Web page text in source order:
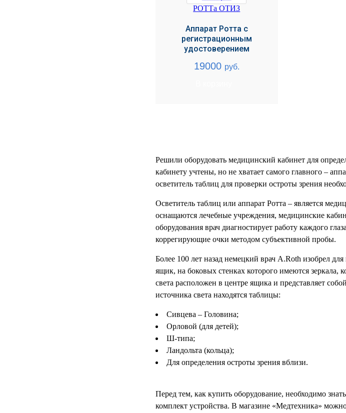
Аппарат Ротта с
регистрационным
удостоверением
19000 руб.
Решили оборудовать медицинский кабинет для
кабинету учтены, но не хватает самого главного –
осветитель таблиц для проверки остроты зрения
Осветитель таблиц или аппарат Ротта – является
оснащаются лечебные учреждения, медицинские
оборудования врач диагностирует работу каждого
коррегирующие очки методом субъективной пробы.
Более 100 лет назад немецкий врач A.Roth изобрел
ящик, на боковых стенках которого имеются зеркала,
света расположен в центре ящика и представляет
источника света находятся таблицы:
Сивцева – Головина;
Орловой (для детей);
Ш-типа;
Ландольта (кольца);
Для определения остроты зрения вблизи.
Перед тем, как купить оборудование, необходимо
комплект устройства. В магазине «Медтехника»